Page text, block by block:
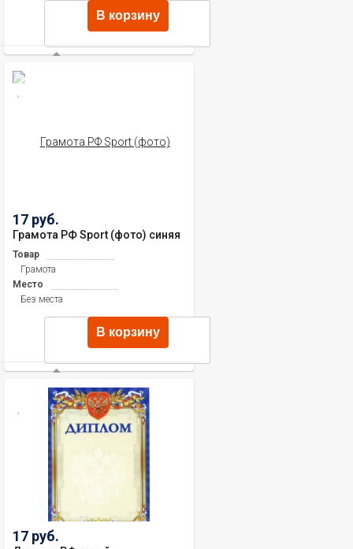
В корзину
17 руб.
Грамота РФ Sport (фото) синяя
Товар
Грамота
Место
Без места
В корзину
17 руб.